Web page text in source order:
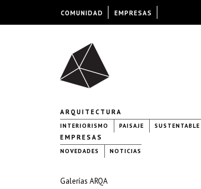
ARQUITECTURA
INTERIORISMO PAISAJE SUSTENTABLE
EMPRESAS
NOVEDADES NOTICIAS
Galerías ARQA
COMUNIDAD EMPRESAS